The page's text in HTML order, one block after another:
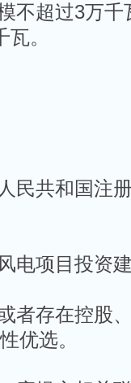
不超过3万
。
民共和国注
电项目投资
者存在控股
优选。